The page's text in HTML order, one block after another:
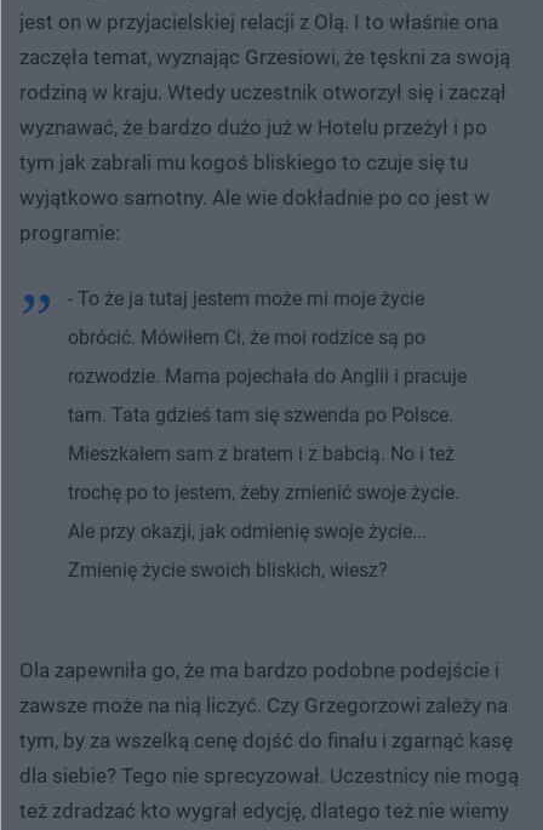
jest on w przyjacielskiej relacji z Olą. I to właśnie ona
zaczęła temat, wyznając Grzesiowi, że tęskni za swoją
rodziną w kraju. Wtedy uczestnik otworzył się i zaczął
wyznawać, że bardzo dużo już w Hotelu przeżył i po
tym jak zabrali mu kogoś bliskiego to czuje się tu
wyjątkowo samotny. Ale wie dokładnie po co jest w
programie:
- To że ja tutaj jestem może mi moje życie
obrócić. Mówiłem Ci, że moi rodzice są po
rozwodzie. Mama pojechała do Anglii i pracuje
tam. Tata gdzieś tam się szwenda po Polsce.
Mieszkałem sam z bratem i z babcią. No i też
trochę po to jestem, żeby zmienić swoje życie.
Ale przy okazji, jak odmienię swoje życie...
Zmienię życie swoich bliskich, wiesz?
Ola zapewniła go, że ma bardzo podobne podejście i
zawsze może na nią liczyć. Czy Grzegorzowi zależy na
tym, by za wszelką cenę dojść do finału i zgarnąć kasę
dla siebie? Tego nie sprecyzował. Uczestnicy nie mogą
też zdradzać kto wygrał edycję, dlatego też nie wiemy